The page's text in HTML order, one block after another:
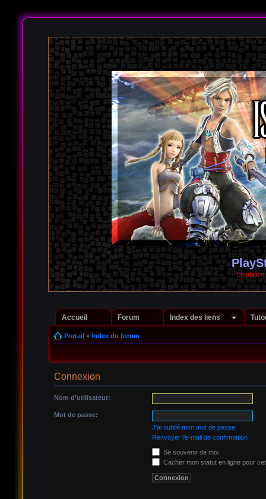
Accueil Forum Index des liens
Portail» Index du forum
Connexion
Nom d’utilisateur:
Mot de passe:
J’ai oublié mon mot de passe
Renvoyer l’e-mail de confirmation
Se souvenir de moi
Cacher mon statut en ligne pour